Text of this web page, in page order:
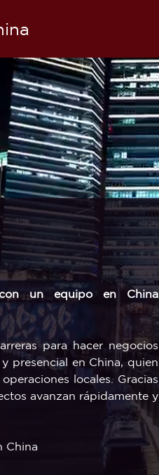
un equipo en China
para hacer negocios
presencial en China, quien
locales. Gracias
avanzan rápidamente y
China